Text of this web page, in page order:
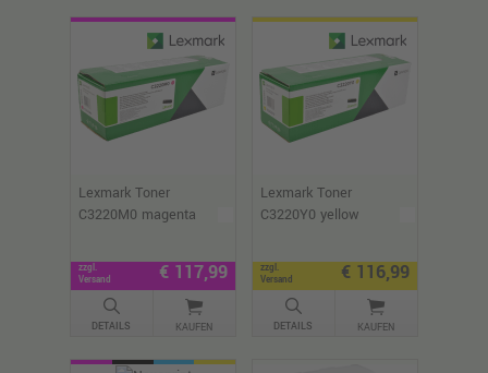
Lexmark Toner
C3220M0 magenta
zzgl.
Versand
€ 117,99
DETAILS KAUFEN
Lexmark Toner
C3220Y0 yellow
zzgl.
Versand
€ 116,99
DETAILS KAUFEN